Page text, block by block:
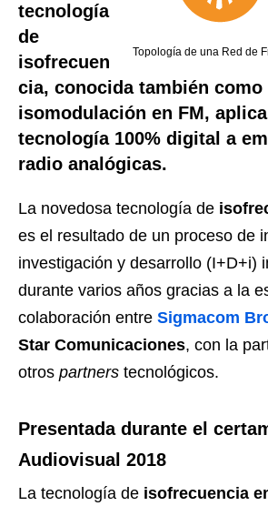
Topología de una Red de
tecnología
de
isofrecuen
cia, conocida también como
isomodulación en FM,
tecnología 100% digital a
radio analógicas.
La novedosa tecnología de
es el resultado de un proceso de
investigación y desarrollo (I+D+i)
durante varios años gracias a la
colaboración entre Sigmacom
Star Comunicaciones, con la
otros partners tecnológicos.
Presentada durante el
Audiovisual 2018
La tecnología de isofrecuencia